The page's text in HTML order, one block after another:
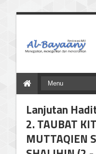
dan Mencerahkan
Lanjutan
2. TAUBAT
MUTTAQIEN